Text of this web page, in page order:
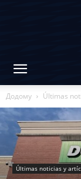
Додому Últimas
Últimas noticias y